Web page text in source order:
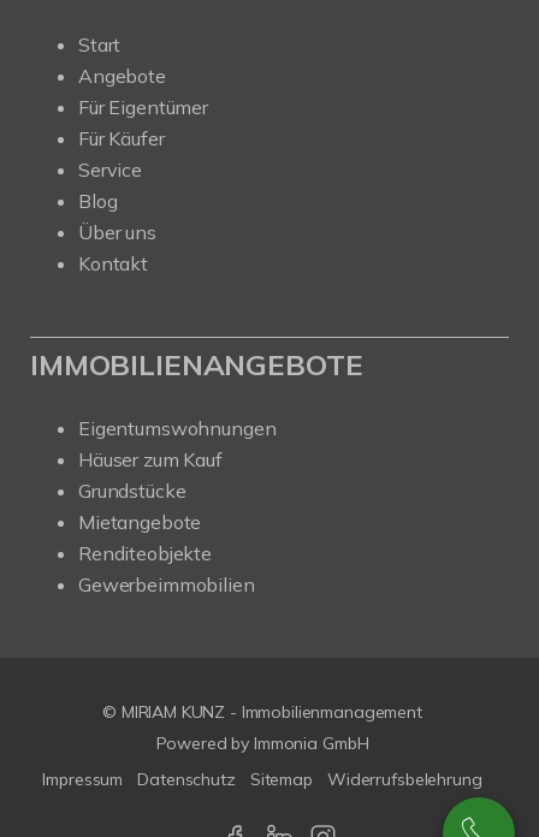
Start
Angebote
Für Eigentümer
Für Käufer
Service
Blog
Über uns
Kontakt
IMMOBILIENANGEBOTE
Eigentumswohnungen
Häuser zum Kauf
Grundstücke
Mietangebote
Renditeobjekte
Gewerbeimmobilien
© MIRIAM KUNZ - Immobilienmanagement
Powered by Immonia GmbH
Impressum
Datenschutz Sitemap Widerrufsbelehrung